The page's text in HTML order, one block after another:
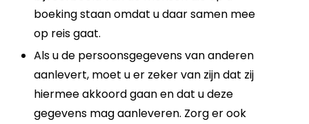
boeking staan omdat u daar samen mee
op reis gaat.
Als u de persoonsgegevens van anderen
aanlevert, moet u er zeker van zijn dat zij
hiermee akkoord gaan en dat u deze
gegevens mag aanleveren. Zorg er ook